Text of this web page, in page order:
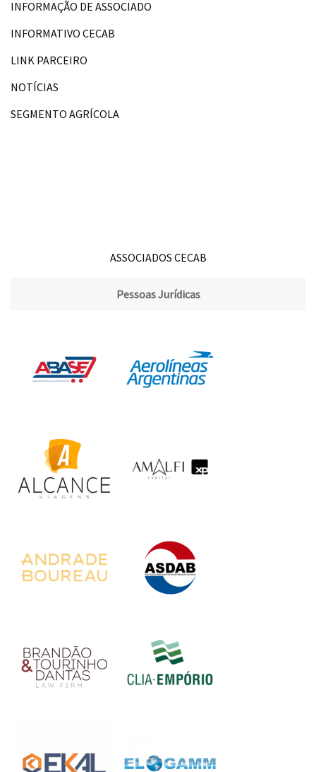
INFORMAÇÃO DE ASSOCIADO
INFORMATIVO CECAB
LINK PARCEIRO
NOTÍCIAS
SEGMENTO AGRÍCOLA
ASSOCIADOS CECAB
Pessoas Jurídicas